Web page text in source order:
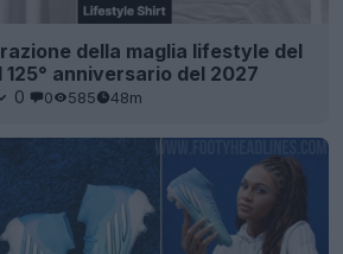
della maglia lifestyle del
125° anniversario del 2027
0 0 585 48m